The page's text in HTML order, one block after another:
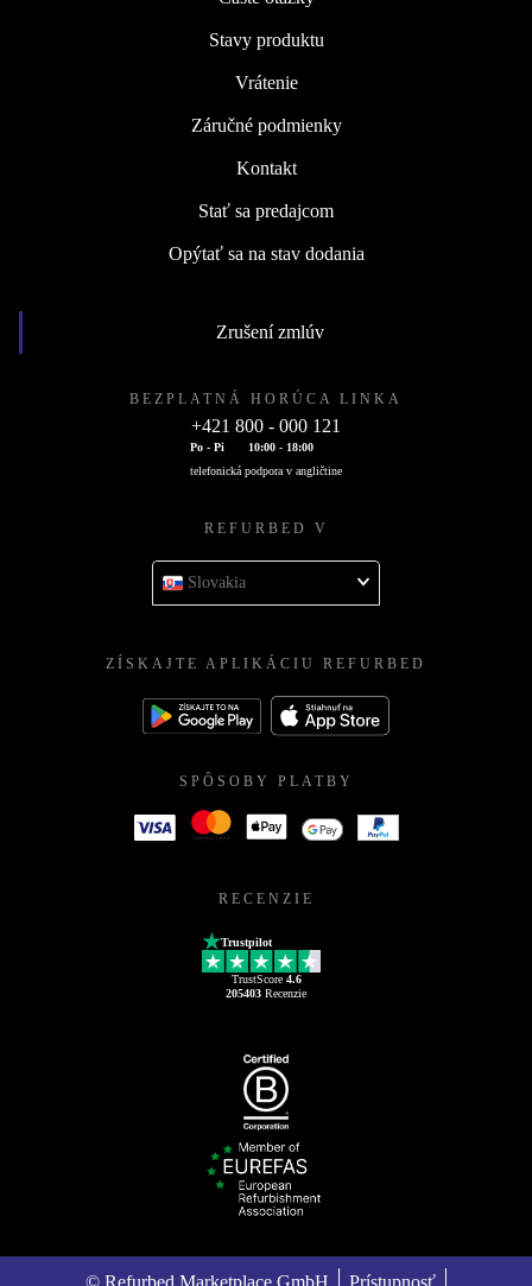
Stavy produktu
Vrátenie
Záručné podmienky
Kontakt
Stať sa predajcom
Opýtať sa na stav dodania
Zrušení zmlúv
BEZPLATNÁ HORÚCA LINKA
+421 800 - 000 121
Po - Pi
10:00 - 18:00
telefonická podpora v angličtine
REFURBED V
Slovakia
ZÍSKAJTE APLIKÁCIU REFURBED
SPÔSOBY PLATBY
RECENZIE
Trustpilot
TrustScore 4.6
205403 Recenzie
© Refurbed Marketplace GmbH Prístupnosť